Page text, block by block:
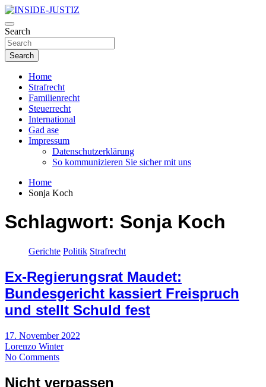
Skip
to
content
INSIDE-JUSTIZ
Investigativer Journalismus zur Dritten Gewalt
Search
Search
Home
Strafrecht
Familienrecht
Steuerrecht
International
Gad ase
Impressum
Datenschutzerklärung
So kommunizieren Sie sicher mit uns
Home
Sonja Koch
Schlagwort: Sonja Koch
Gerichte Politik Strafrecht
Ex-Regierungsrat Maudet:
Bundesgericht kassiert Freispruch
und stellt Schuld fest
17. November 2022
Lorenzo Winter
No Comments
Nicht verpassen